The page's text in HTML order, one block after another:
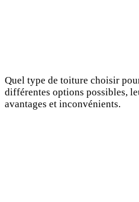
Quel type de toiture choisir
différentes options possibles,
avantages et inconvénients.